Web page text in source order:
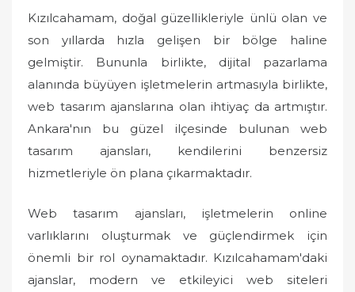
Kızılcahamam, doğal güzellikleriyle ünlü olan ve
son yıllarda hızla gelişen bir bölge haline
gelmiştir. Bununla birlikte, dijital pazarlama
alanında büyüyen işletmelerin artmasıyla birlikte,
web tasarım ajanslarına olan ihtiyaç da artmıştır.
Ankara'nın bu güzel ilçesinde bulunan web
tasarım ajansları, kendilerini benzersiz
hizmetleriyle ön plana çıkarmaktadır.
Web tasarım ajansları, işletmelerin online
varlıklarını oluşturmak ve güçlendirmek için
önemli bir rol oynamaktadır. Kızılcahamam'daki
ajanslar, modern ve etkileyici web siteleri